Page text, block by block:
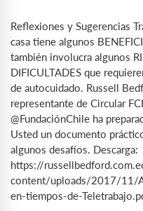
Reflexiones y Sugerencias
casa tiene algunos
también involucra algunos
DIFICULTADES que
de autocuidado. Russell
representante de Circular
@FundaciónChile ha
Usted un documento
algunos desafíos. Descarga:
https://
content/uploads/2017/11/
en-tiempos-de-